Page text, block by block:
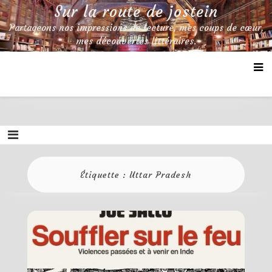
Skip
to
content
Sur la route de jostein
Partageons nos impressions de lecture, mes coups de cœur,
mes découvertes littéraires.
Étiquette :Uttar Pradesh